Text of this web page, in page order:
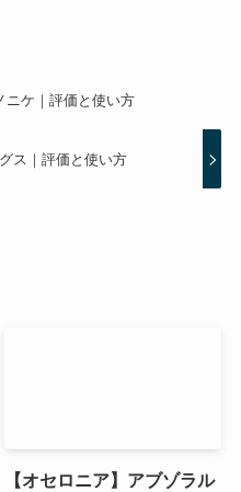
ニケ｜評価と使い方
ス｜評価と使い方
【オセロニア】アブゾラル